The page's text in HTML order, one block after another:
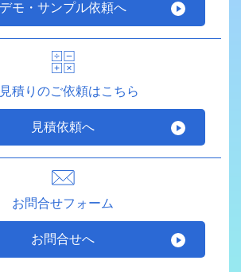
デモ・サンプル依頼へ
積りのご依頼はこちら
見積依頼へ
お問合せフォーム
お問合せへ